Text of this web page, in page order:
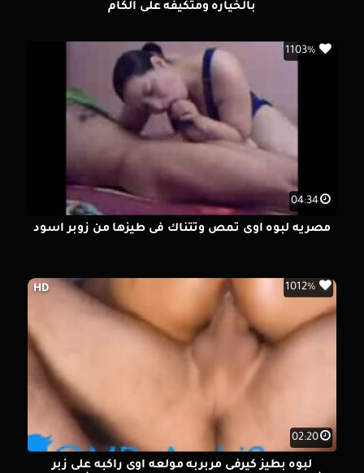
بالخياره ومتكيفه على الكام
04:34
1103%
مصريه لبوه اوى تمص وتتناك فى طيزها من زوبر اسود
02:20
HD 1012%
لبوه بطيز كيرفى مربربه مولعه اوى راكبه على زبر